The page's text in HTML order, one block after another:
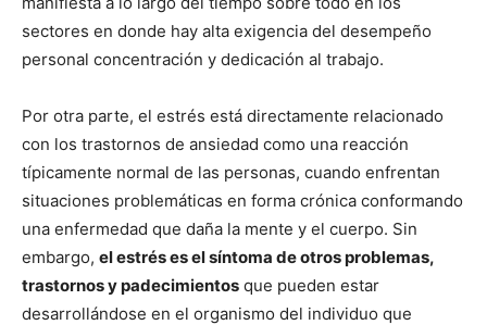
sectores en donde hay alta exigencia del desempeño
personal concentración y dedicación al trabajo.
Por otra parte, el estrés está directamente relacionado
con los trastornos de ansiedad como una reacción
típicamente normal de las personas, cuando enfrentan
situaciones problemáticas en forma crónica conformando
una enfermedad que daña la mente y el cuerpo. Sin
embargo, el estrés es el síntoma de otros problemas,
trastornos y padecimientos que pueden estar
desarrollándose en el organismo del individuo que